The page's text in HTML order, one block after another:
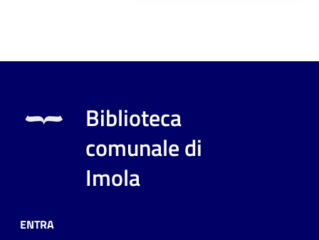
Biblioteca
comunale di
Imola
ENTRA